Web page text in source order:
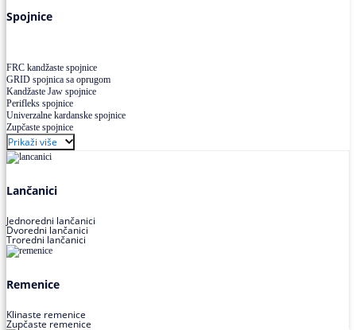
Spojnice
FRC kandžaste spojnice
GRID spojnica sa oprugom
Kandžaste Jaw spojnice
Perifleks spojnice
Univerzalne kardanske spojnice
Zupčaste spojnice
Prikaži više
Lančanici
Jednoredni lančanici
Dvoredni lančanici
Troredni lančanici
Remenice
Klinaste remenice
Zupčaste remenice